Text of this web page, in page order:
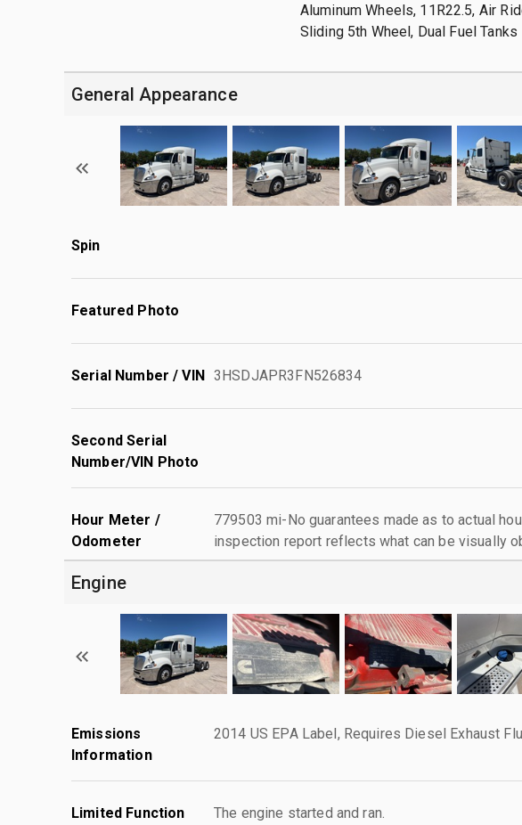
Aluminum Wheels, 11R22.5, Air
Sliding 5th Wheel, Dual Fuel Tanks
General Appearance
Spin
Featured Photo
Serial Number / VIN 3HSDJAPR3FN526834
Second Serial
Number/VIN Photo
Hour Meter /
Odometer
779503 mi-No guarantees made as to actual
inspection report reflects what can be visually
Engine
Emissions
Information
2014 US EPA Label, Requires Diesel Exhaust
Limited Function The engine started and ran.